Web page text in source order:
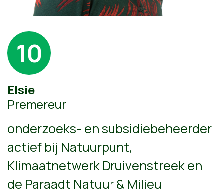
10
Elsie
Premereur
onderzoeks- en subsidiebeheerder
actief bij Natuurpunt,
Klimaatnetwerk Druivenstreek en
de Paraadt Natuur & Milieu